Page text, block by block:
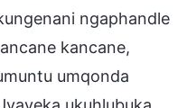
ngaphandle
kancane,
umqonda